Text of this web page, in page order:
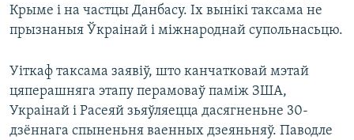
Крыме і на частцы Данбасу. Іх вынікі таксама не
прызнаныя Ўкраінай і міжнароднай супольнасьцю.
Уіткаф таксама заявіў, што канчатковай мэтай
цяперашняга этапу перамоваў паміж ЗША,
Украінай і Расеяй зьяўляецца дасягненьне 30-
дзённага спыненьня ваенных дзеяньняў. Паводле